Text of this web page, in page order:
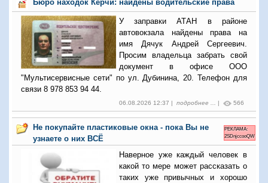
Бюро находок Керчи: найдены водительские права
У заправки АТАН в районе
автовокзала найдены права на
имя Дячук Андрей Сергеевич.
Просим владельца забрать свой
документ в офисе ООО
"Мультисервисные сети" по ул. Дубинина, 20. Телефон для
связи 8 978 853 94 44.
06.08.2026 12:37 | подробнее ... | 566
Не покупайте пластиковые окна - пока Вы не
узнаете о них ВСЁ
РЕКЛАМА:
2SDnjccooQW
Наверное уже каждый человек в
какой то мере может рассказать о
таких уже привычных и хорошо